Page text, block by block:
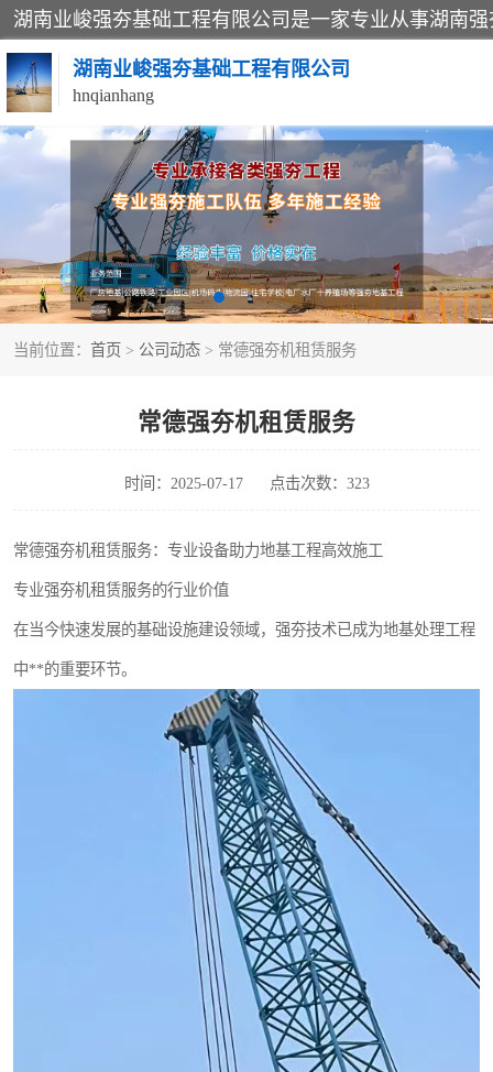
湖南业峻强夯基础工程有限公司
hnqianhang
当前位置： 首页 > 公司动态 > 常德强夯机租赁服务
常德强夯机租赁服务
时间：2025-07-17 点击次数：323
常德强夯机租赁服务：专业设备助力地基工程高效施工
专业强夯机租赁服务的行业价值
在当今快速发展的基础设施建设领域，强夯技术已成为地基处理工程
中**的重要环节。
强夯施工案例
强夯施工工程
强夯队伍